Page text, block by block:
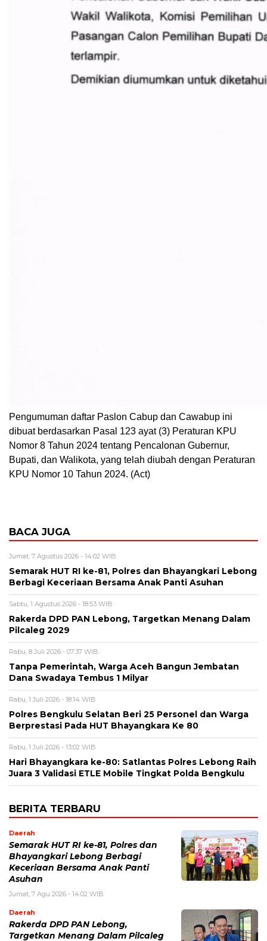
Pengumuman daftar Paslon Cabup dan Cawabup ini
dibuat berdasarkan Pasal 123 ayat (3) Peraturan KPU
Nomor 8 Tahun 2024 tentang Pencalonan Gubernur,
Bupati, dan Walikota, yang telah diubah dengan Peraturan
KPU Nomor 10 Tahun 2024. (Act)
BACA JUGA
Jumat, 7 Agustus 2026 - 14:02 WIB
Semarak HUT RI ke-81, Polres dan Bhayangkari Lebong
Berbagi Keceriaan Bersama Anak Panti Asuhan
Sabtu, 1 Agustus 2026 - 18:53 WIB
Rakerda DPD PAN Lebong, Targetkan Menang Dalam
Pilcaleg 2029
Rabu, 8 Juli 2026 - 07:37 WIB
Tanpa Pemerintah, Warga Aceh Bangun Jembatan
Dana Swadaya Tembus 1 Milyar
Rabu, 1 Juli 2026 - 18:14 WIB
Polres Bengkulu Selatan Beri 25 Personel dan Warga
Berprestasi Pada HUT Bhayangkara Ke 80
Rabu, 1 Juli 2026 - 13:02 WIB
Hari Bhayangkara ke-80: Satlantas Polres Lebong Raih
Juara 3 Validasi ETLE Mobile Tingkat Polda Bengkulu
BERITA TERBARU
Daerah
Semarak HUT RI ke-81, Polres dan
Bhayangkari Lebong Berbagi
Keceriaan Bersama Anak Panti
Asuhan
Jumat, 7 Agu 2026 - 14:02 WIB
Daerah
Rakerda DPD PAN Lebong,
Targetkan Menang Dalam Pilcaleg